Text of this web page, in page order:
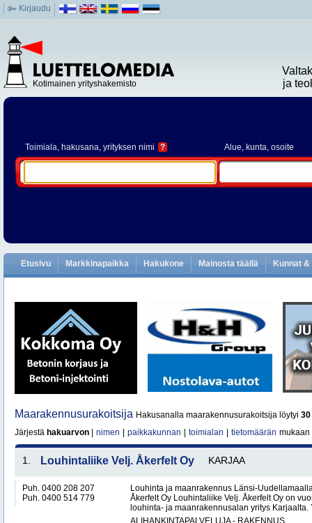
Kirjaudu
Kotimainen yrityshakemisto
ja
Toimiala, hakusana, yrityksen nimi ? Alue, kunta, osoite
Etusivu Markkinapaikka Hakukone Mainosta täällä Kunnat
Maarakennusurakoitsija Hakusanalla maarakennusurakoitsija löytyi 30
Järjestä hakuarvon nimen paikkakunnan toimialan tietomäärän mukaan
1. Louhintaliike Velj. Åkerfelt Oy KARJAA
Puh. 0400 208 207
Puh. 0400 514 779
Louhinta ja maanrakennus Länsi-
Åkerfelt Oy Louhintaliike Velj. Åkerfelt Oy on
louhinta- ja maanrakennusalan yritys Karjaalta.
ALIHANKINTAPALVELUJA - RAKENNUS